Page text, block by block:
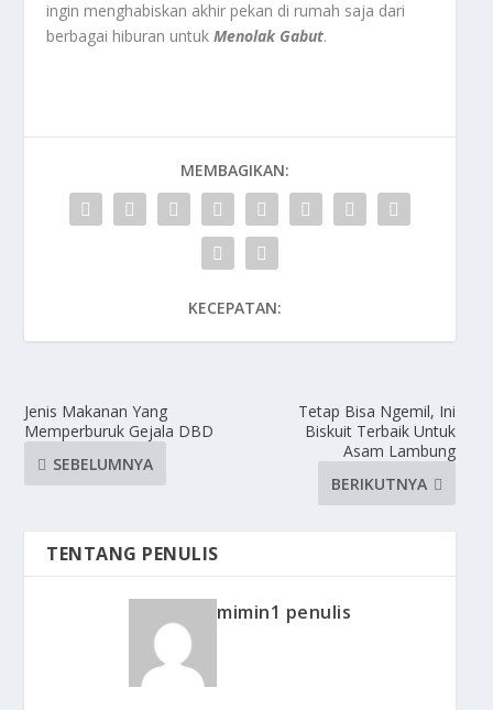
ingin menghabiskan akhir pekan di rumah saja dari
berbagai hiburan untukMenolak Gabut.
MEMBAGIKAN:
KECEPATAN:
Jenis Makanan Yang
Memperburuk Gejala DBD
SEBELUMNYA
Tetap Bisa Ngemil, Ini
Biskuit Terbaik Untuk
Asam Lambung
BERIKUTNYA
TENTANG PENULIS
mimin1 penulis